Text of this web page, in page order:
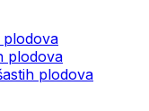
plodova
plodova
plodova